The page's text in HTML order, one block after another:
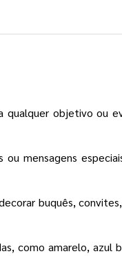
qualquer objetivo ou
mensagens
buquês,
como amarelo, azul